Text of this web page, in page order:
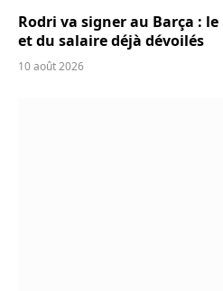
Rodri va signer au Barça :
et du salaire déjà dévoilés
10 août 2026